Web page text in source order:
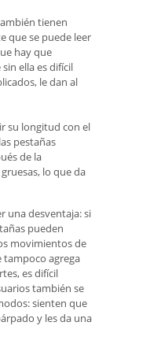
tienen
que se puede leer
hay que
ella es difícil
le dan al
su longitud con el
pestañas
de la
lo que da
una desventaja: si
pueden
movimientos de
tampoco agrega
es difícil
también se
sienten que
y les da una